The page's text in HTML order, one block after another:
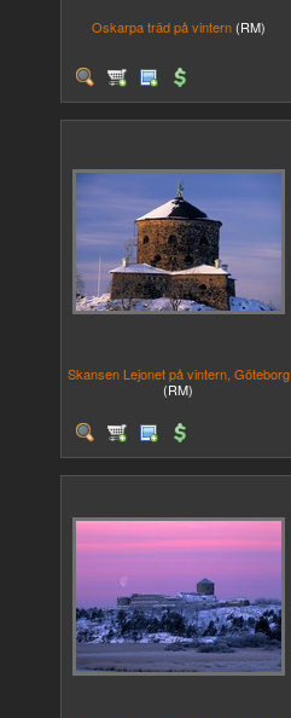
Oskarpa träd på vintern (RM)
Skansen Lejonet på vintern, Göteborg
(RM)